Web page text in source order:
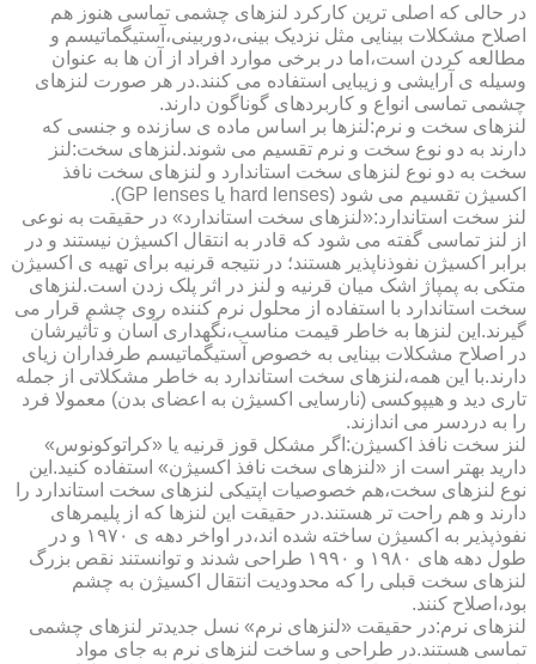
در حالی که اصلی ترین کارکرد لنزهای چشمی تماسی هنوز هم
اصلاح مشکلات بینایی مثل نزدیک بینی،دوربینی،آستیگماتیسم و
مطالعه کردن است،اما در برخی موارد افراد از آن ها به عنوان
وسیله ی آرایشی و زیبایی استفاده می کنند.در هر صورت لنزهای
چشمی تماسی انواع و کاربردهای گوناگون دارند.
لنزهای سخت و نرم:لنزها بر اساس ماده ی سازنده و جنسی که
دارند به دو نوع سخت و نرم تقسیم می شوند.لنزهای سخت:لنز
سخت به دو نوع لنزهای سخت استاندارد و لنزهای سخت نافذ
اکسیژن تقسیم می شود (hard lenses یا GP lenses).
لنز سخت استاندارد:«لنزهای سخت استاندارد» در حقیقت به نوعی
از لنز تماسی گفته می شود که قادر به انتقال اکسیژن نیستند و در
برابر اکسیژن نفوذناپذیر هستند؛ در نتیجه قرنیه برای تهیه ی اکسیژن
متکی به پمپاژ اشک میان قرنیه و لنز در اثر پلک زدن است.لنزهای
سخت استاندارد با استفاده از محلول نرم کننده روی چشم قرار می
گیرند.این لنزها به خاطر قیمت مناسب،نگهداری آسان و تأثیرشان
در اصلاح مشکلات بینایی به خصوص آستیگماتیسم طرفداران زیای
دارند.با این همه،لنزهای سخت استاندارد به خاطر مشکلاتی از جمله
تاری دید و هیپوکسی (نارسایی اکسیژن به اعضای بدن) معمولا فرد
را به دردسر می اندازند.
لنز سخت نافذ اکسیژن:اگر مشکل قوز قرنیه یا «کراتوکونوس»
دارید بهتر است از «لنزهای سخت نافذ اکسیژن» استفاده کنید.این
نوع لنزهای سخت،هم خصوصیات اپتیکی لنزهای سخت استاندارد را
دارند و هم راحت تر هستند.در حقیقت این لنزها که از پلیمرهای
نفوذپذیر به اکسیژن ساخته شده اند،در اواخر دهه ی ۱۹۷۰ و در
طول دهه های ۱۹۸۰ و ۱۹۹۰ طراحی شدند و توانستند نقص بزرگ
لنزهای سخت قبلی را که محدودیت انتقال اکسیژن به چشم
بود،اصلاح کنند.
لنزهای نرم:در حقیقت «لنزهای نرم» نسل جدیدتر لنزهای چشمی
تماسی هستند.در طراحی و ساخت لنزهای نرم به جای مواد